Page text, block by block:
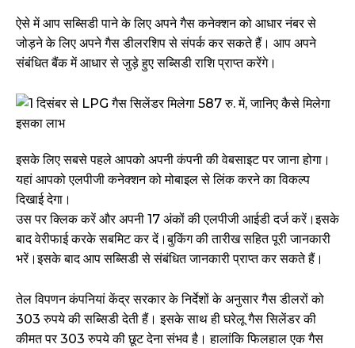
ऐसे में आप सब्सिडी पाने के लिए अपने गैस कनेक्शन को आधार नंबर से
जोड़ने के लिए अपने गैस डीलरशिप से संपर्क कर सकते हैं। आप अपने
संबंधित बैंक में आधार से जुड़े हुए सब्सिडी राशि प्राप्त करेंगे।
इसके लिए सबसे पहले आपको अपनी कंपनी की वेबसाइट पर जाना होगा।
यहां आपको एलपीजी कनेक्शन को मोबाइल से लिंक करने का विकल्प
दिखाई देगा।
उस पर क्लिक करें और अपनी 17 अंकों की एलपीजी आईडी दर्ज करें।इसके
बाद वेरीफाई करके सबमिट कर दें।बुकिंग की तारीख सहित पूरी जानकारी
भरें।इसके बाद आप सब्सिडी से संबंधित जानकारी प्राप्त कर सकते हैं।
तेल विपणन कंपनियां केंद्र सरकार के निर्देशों के अनुसार गैस डीलरों को
303 रुपये की सब्सिडी देती हैं। इसके साथ ही घरेलू गैस सिलेंडर की
कीमत पर 303 रुपये की छूट देना संभव है। हालांकि फिलहाल एक गैस